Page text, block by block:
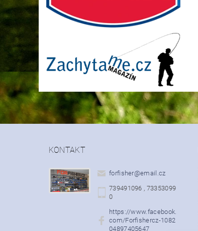
KONTAKT
forfisher@email.cz
739491096 , 73353099
0
https://www.facebook.
com/Forfishercz-1082
04897405647